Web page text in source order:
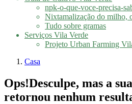
npk-o-que-voce-precisa-
Nixtamalização do milho,
Tudo sobre gramas
Serviços Vila Verde
Projeto Urban Farming
Casa
Ops!Desculpe, mas a
retornou nenhum